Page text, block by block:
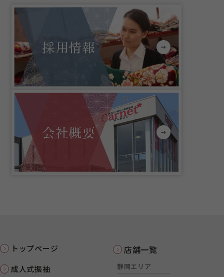
採用情報
会社概要
トップページ
成人式振袖
店舗一覧
静岡エリア